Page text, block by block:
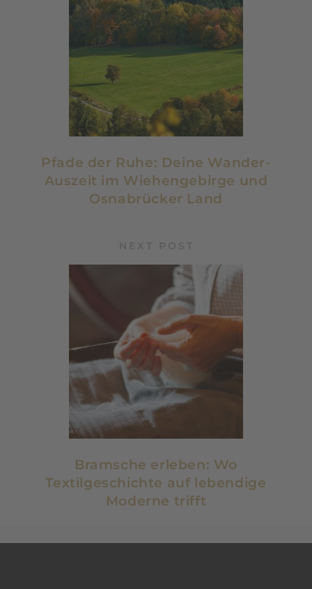
Pfade der Ruhe: Deine Wander-
Auszeit im Wiehengebirge und
Osnabrücker Land
Bramsche erleben: Wo
Textilgeschichte auf lebendige
Moderne trifft